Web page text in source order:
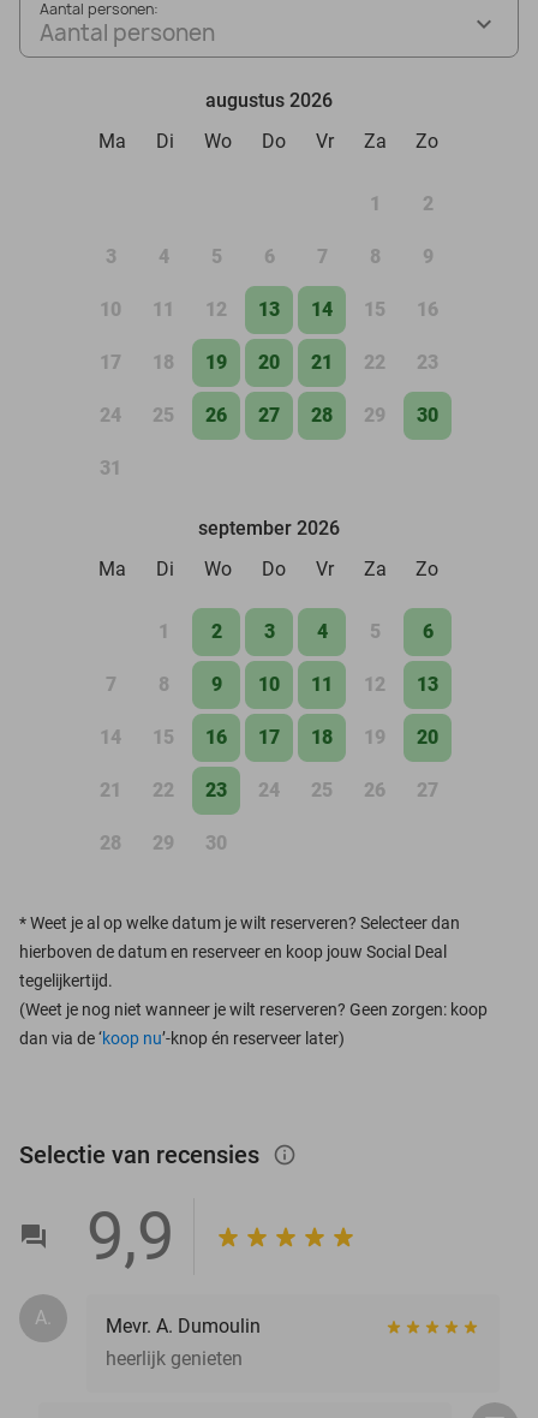
Aantal personen:
Aantal personen
augustus 2026
Ma
Di Wo Do Vr Za Zo
1 2
3 4 5 6 7 8 9
10 11 12 13 14 15 16
17 18 19 20 21 22 23
24 25 26 27 28 29 30
31
september 2026
Ma
Di Wo Do Vr Za Zo
1 2 3 4 5 6
7 8 9 10 11 12 13
14 15 16 17 18 19 20
21 22 23 24 25 26 27
28 29 30
*Weet je al op welke datum je wilt reserveren? Selecteer dan
hierboven de datum en reserveer en koop jouw Social Deal
tegelijkertijd.
(Weet je nog niet wanneer je wilt reserveren? Geen zorgen: koop
dan via de ‘koop nu’-knop én reserveer later)
Selectie van recensies info_outlined
9,9
A.
Mevr. A. Dumoulin
heerlijk genieten